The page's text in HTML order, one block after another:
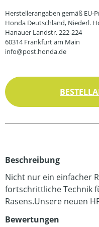
Herstellerangaben gemäß EU-
Honda Deutschland, Niederl.
Hanauer Landstr. 222-224
60314 Frankfurt am Main
info@post.honda.de
Beschreibung
Nicht nur ein einfacher
fortschrittliche Technik
Rasens.Unsere neuen
Bewertungen